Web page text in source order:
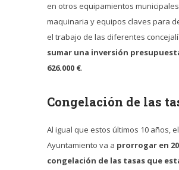
en otros equipamientos
maquinaria y equipos claves para
el trabajo de las diferentes
sumar una inversión
626.000 €.
Congelación de las
Al igual que estos últimos 10 años, el
Ayuntamiento va a prorrogar en
congelación de las tasas que